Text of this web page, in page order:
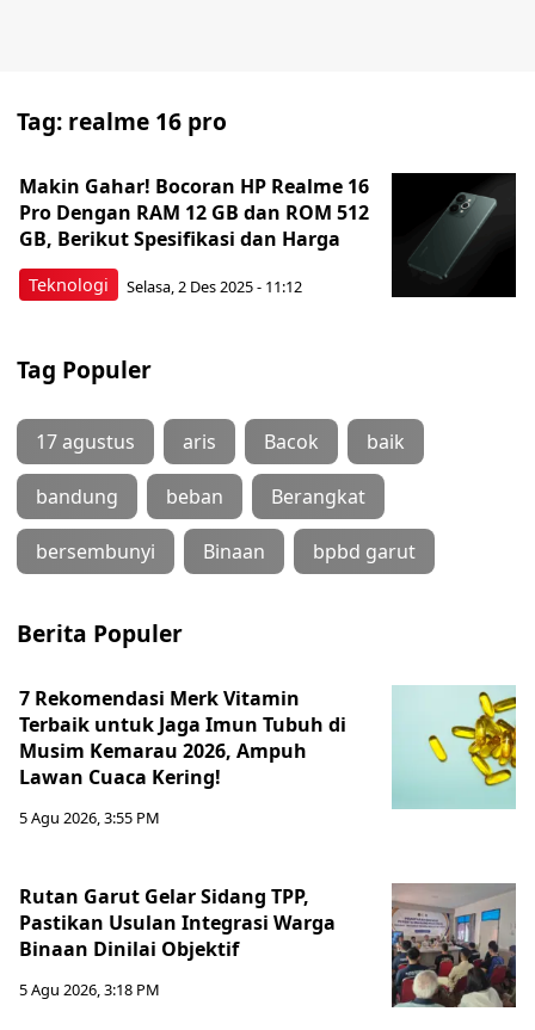
Tag: realme 16 pro
Teknologi
Makin Gahar! Bocoran HP Realme 16
Pro Dengan RAM 12 GB dan ROM 512
GB, Berikut Spesifikasi dan Harga
Selasa, 2 Des 2025 - 11:12
Tag Populer
17 agustus aris Bacok baik
bandung beban Berangkat
bersembunyi Binaan bpbd garut
Berita Populer
7 Rekomendasi Merk Vitamin
Terbaik untuk Jaga Imun Tubuh di
Musim Kemarau 2026, Ampuh
Lawan Cuaca Kering!
5 Agu 2026, 3:55 PM
Rutan Garut Gelar Sidang TPP,
Pastikan Usulan Integrasi Warga
Binaan Dinilai Objektif
5 Agu 2026, 3:18 PM